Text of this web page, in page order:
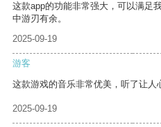
这款app的功能非常强大，可以满足
中游刃有余。
2025-09-19
游客
这款游戏的音乐非常优美，听了让人
2025-09-19